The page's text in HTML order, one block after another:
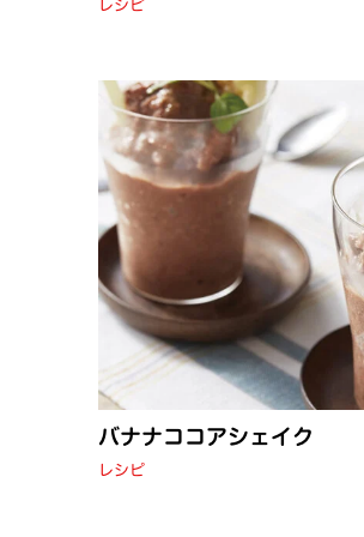
レシピ
バナナココアシェイク
レシピ